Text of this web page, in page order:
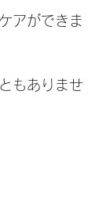
アができま
もありませ